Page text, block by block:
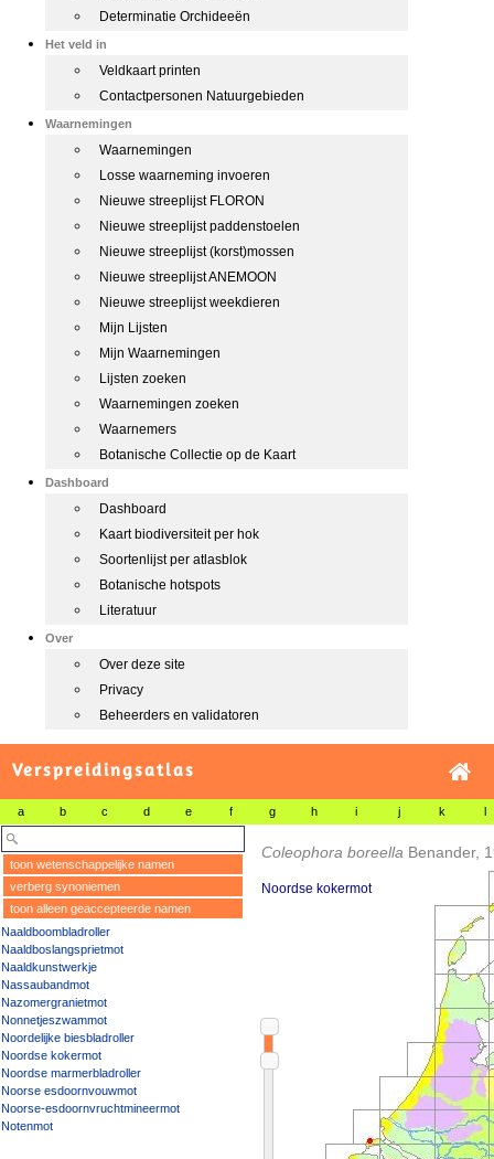
Determinatie Orchideeën
Het veld in
Veldkaart printen
Contactpersonen Natuurgebieden
Waarnemingen
Waarnemingen
Losse waarneming invoeren
Nieuwe streeplijst FLORON
Nieuwe streeplijst paddenstoelen
Nieuwe streeplijst (korst)mossen
Nieuwe streeplijst ANEMOON
Nieuwe streeplijst weekdieren
Mijn Lijsten
Mijn Waarnemingen
Lijsten zoeken
Waarnemingen zoeken
Waarnemers
Botanische Collectie op de Kaart
Dashboard
Dashboard
Kaart biodiversiteit per hok
Soortenlijst per atlasblok
Botanische hotspots
Literatuur
Over
Over deze site
Privacy
Beheerders en validatoren
Verspreidingsatlas
a b c d e f g h i j k l
toon wetenschappelijke namen
verberg synoniemen
toon alleen geaccepteerde namen
Naaldboombladroller
Naaldboslangsprietmot
Naaldkunstwerkje
Nassaubandmot
Nazomergranietmot
Nonnetjeszwammot
Noordelijke biesbladroller
Noordse kokermot
Noordse marmerbladroller
Noorse esdoornvouwmot
Noorse-esdoornvruchtmineermot
Notenmot
Coleophora boreella Benander,
Noordse kokermot